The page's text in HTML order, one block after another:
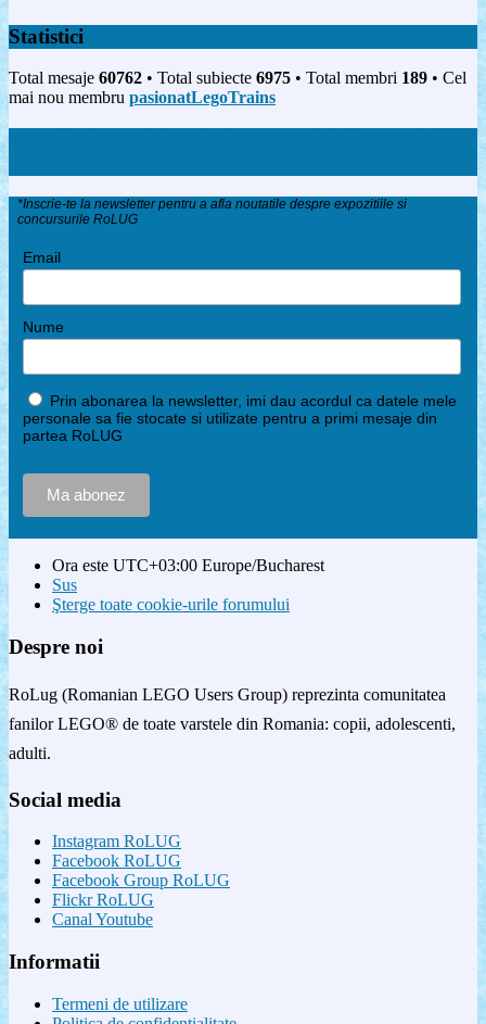
Statistici
Total mesaje 60762 • Total subiecte 6975 • Total membri 189 • Cel
mai nou membru pasionatLegoTrains
*Inscrie-te la newsletter pentru a afla noutatile despre expozitiile si
concursurile RoLUG
Email
Nume
Prin abonarea la newsletter, imi dau acordul ca datele mele
personale sa fie stocate si utilizate pentru a primi mesaje din
partea RoLUG
Ora este UTC+03:00 Europe/Bucharest
Sus
Şterge toate cookie-urile forumului
Despre noi
RoLug (Romanian LEGO Users Group) reprezinta comunitatea
fanilor LEGO® de toate varstele din Romania: copii, adolescenti,
adulti.
Social media
Instagram RoLUG
Facebook RoLUG
Facebook Group RoLUG
Flickr RoLUG
Canal Youtube
Informatii
Termeni de utilizare